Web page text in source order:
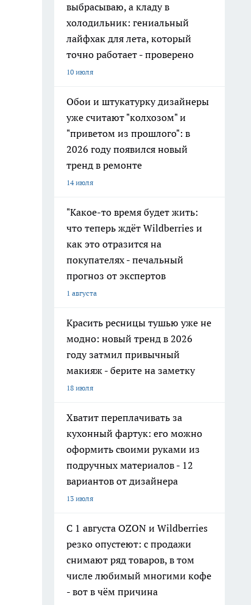
выбрасываю, а кладу в
холодильник: гениальный
лайфхак для лета, который
точно работает - проверено
10 июля
Обои и штукатурку дизайнеры
уже считают "колхозом" и
"приветом из прошлого": в
2026 году появился новый
тренд в ремонте
14 июля
"Какое-то время будет жить:
что теперь ждёт Wildberries и
как это отразится на
покупателях - печальный
прогноз от экспертов
1 августа
Красить ресницы тушью уже не
модно: новый тренд в 2026
году затмил привычный
макияж - берите на заметку
18 июля
Хватит переплачивать за
кухонный фартук: его можно
оформить своими руками из
подручных материалов - 12
вариантов от дизайнера
13 июля
С 1 августа OZON и Wildberries
резко опустеют: с продажи
снимают ряд товаров, в том
числе любимый многими кофе
- вот в чём причина